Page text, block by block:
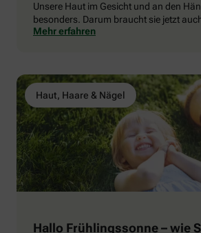
Unsere Haut im Gesicht und an den
besonders. Darum braucht sie jetzt
Mehr erfahren
Haut, Haare & Nägel
Hallo Frühlingssonne – wie